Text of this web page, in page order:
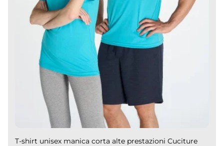
T-shirt unisex manica corta alte prestazioni Cuciture